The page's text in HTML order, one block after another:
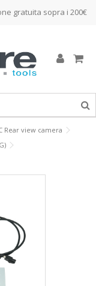
gratuita sopra i 200€
Rear view camera